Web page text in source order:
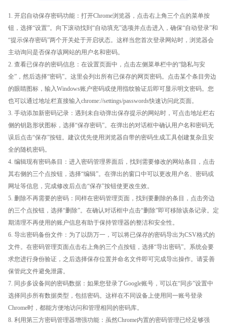
1. 开启自动保存密码功能：打开Chrome浏览器，点击右上角三个点的菜单按
钮，选择“设置”。向下滚动找到“自动填充”选项并点击进入，确保“自动登录”和
“提示保存密码”两个开关处于开启状态。这样当您首次登录网站时，浏览器会
主动询问是否保存该网站的用户名和密码。
2. 查看已保存的密码信息：在设置页面中，点击左侧菜单栏中的“隐私与安
全”，然后选择“密码”。这里会列出所有已保存的网页密码。点击某个条目旁边
的眼睛图标，输入Windows账户密码或使用指纹验证后即可显示明文密码。您
也可以通过地址栏直接输入chrome://settings/passwords快速访问此页面。
3. 手动添加新密码记录：遇到未自动弹出保存提示的网站时，可点击地址栏右
侧的钥匙形状图标，选择“保存密码”。在弹出的对话框中确认用户名和密码无
误后点击“保存”按钮。建议优先使用浏览器自带的密码生成工具创建复杂且安
全的随机密码。
4. 编辑现有密码条目：进入密码管理界面后，找到需要修改的网站条目，点击
其右侧的三个点按钮，选择“编辑”。在弹出的窗口中可以更改用户名、密码或
网址等信息，完成修改后点击“保存”按钮使更改生效。
5. 删除不再需要的密码：同样在密码管理页面，找到要删除的条目，点击旁边
的三个点按钮，选择“删除”。在确认对话框中点击“删除”即可移除该条记录。定
期清理不再使用的账户信息有助于保持管理器的整洁和安全性。
6. 导出密码备份文件：为了以防万一，可以将已保存的密码导出为CSV格式的
文件。在密码管理页面点击右上角的三个点按钮，选择“导出密码”。系统会要
求您进行身份验证，之后选择保存位置并命名文件即可完成导出操作。请妥善
保管此文件避免泄露。
7. 同步多设备间的密码数据：如果您登录了Google账号，可以在“同步”设置中
选择同步所有数据类型，包括密码。这样在不同设备上使用同一账号登录
Chrome时，都能方便地访问和管理相同的密码库。
8. 利用第三方密码管理器增强功能：虽然Chrome内置的密码管理已经足够强